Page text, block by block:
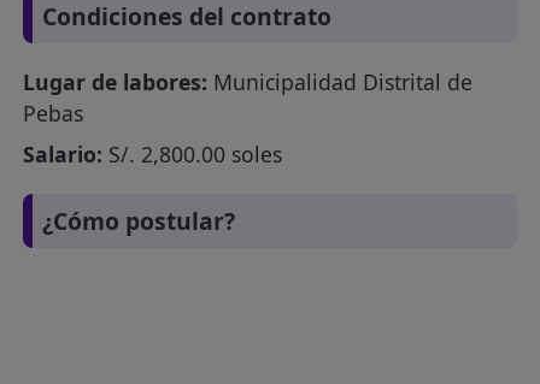
Condiciones del contrato
Lugar de labores: Municipalidad Distrital de
Pebas
Salario: S/. 2,800.00 soles
¿Cómo postular?